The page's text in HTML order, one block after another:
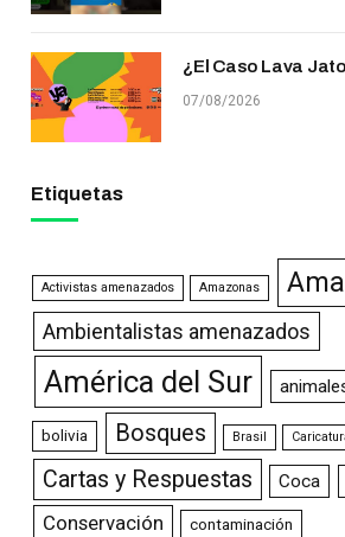
¿El Caso Lava
07/08/2026
Etiquetas
Activistas amenazados Amazonas
Ambientalistas amenazados
América del Sur
bolivia Bosques Brasil
Cartas y Respuestas Coca
Conservación contaminación